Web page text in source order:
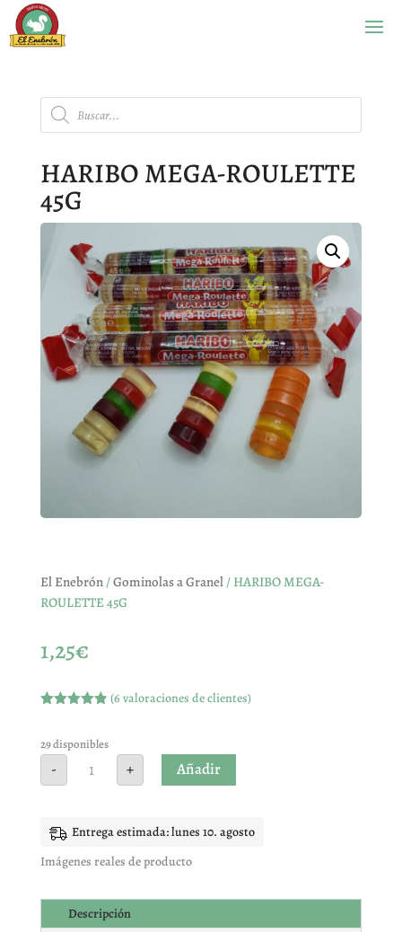
Búsqueda
de
productos
HARIBO MEGA-ROULETTE
45G
El Enebrón/Gominolas a Granel/ HARIBO MEGA-
ROULETTE 45G
1,25€
5 en base
a
valoracione
(6 valoraciones de clientes)
29 disponibles
-
HARIBO
MEGA-
ROULETTE
+ Añadir
Entrega estimada: lunes 10. agosto
Imágenes reales de producto
Descripción